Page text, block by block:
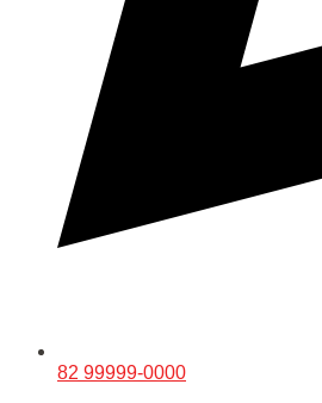
82 99999-0000